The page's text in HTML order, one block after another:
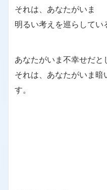
それは、あなたがいま
明るい考えを巡らしてい
あなたがいま不幸せだと
それは、あなたがいま
す。